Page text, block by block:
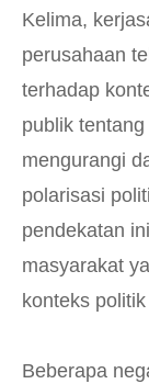
Kelima,
perusahaan
terhadap
publik
mengurangi
polarisasi
pendekatan
masyarakat
konteks
Beberapa